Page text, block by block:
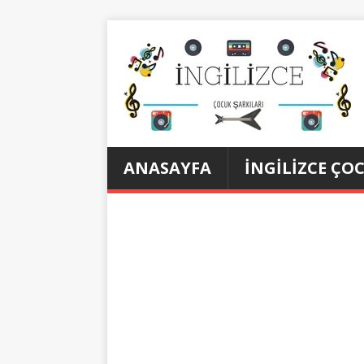
ANASAYFA İNGILIZCE